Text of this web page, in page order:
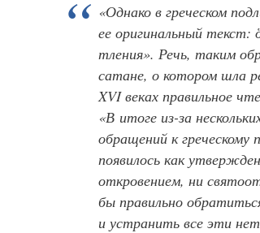
«Однако в греческом
ее оригинальный
тления». Речь, таким
сатане, о котором шла
XVI веках правильное
«В итоге из-за
обращений к
появилось как
откровением, ни
бы правильно
и устранить все эти